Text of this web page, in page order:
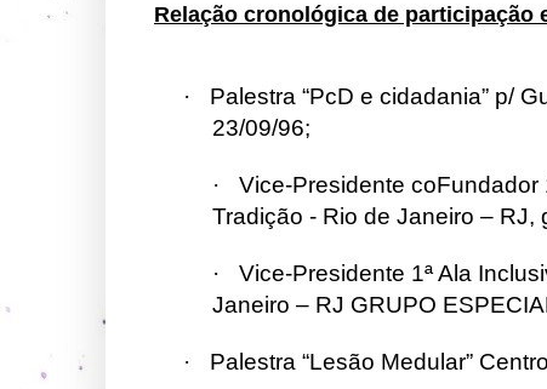
Relação cronológica de participação
·
Palestra “PcD e cidadania” p/
23/09/96;
·
Vice-Presidente coFundador
Tradição - Rio de Janeiro –
·
Vice-Presidente 1ª Ala
Janeiro – RJ GRUPO
· Palestra “Lesão Medular”